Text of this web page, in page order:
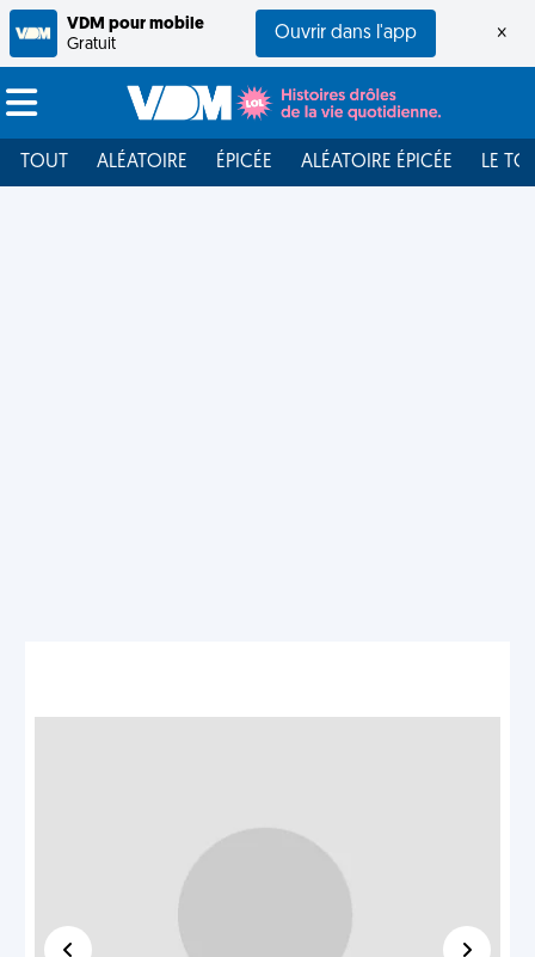
VDM pour mobile
Gratuit
Ouvrir dans l'app ×
TOUT ALÉATOIRE ÉPICÉE ALÉATOIRE ÉPICÉE LE